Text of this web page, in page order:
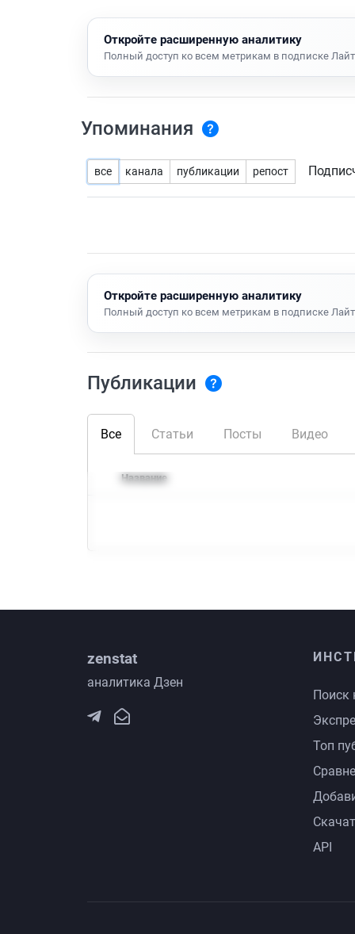
Откройте расширенную аналитику
Полный доступ ко всем метрикам в подписке Лайт
Упоминания
все канала публикации репост
Откройте расширенную аналитику
Полный доступ ко всем метрикам в подписке Лайт
Публикации
Все Статьи Посты Видео
Название
zenstat
аналитика Дзен
Поиск
Топ
API